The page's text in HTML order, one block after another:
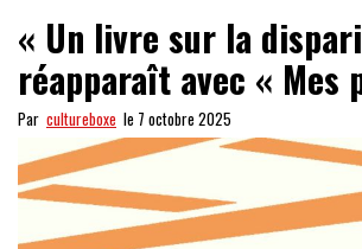
« Un livre sur la
réapparaît avec «
Par cultureboxe le 7 octobre 2025